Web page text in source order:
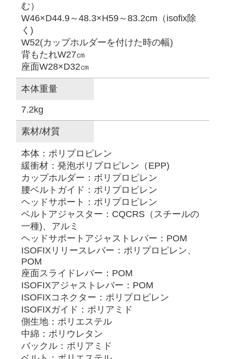
む）
W46×D44.9～48.3×H59～83.2cm（isofix除
く)
W52(カップホルダーを付けた時の幅)
背もたれW27㎝
座面W28×D32㎝
本体重量
7.2kg
素材/材質
本体：ポリプロピレン
緩衝材：発泡ポリプロピレン（EPP)
カップホルダー：ポリプロピレン
腰ベルトガイド：ポリプロピレン
ヘッドサポート：ポリプロピレン
ベルトアジャスター：CQCRS（スチールの
一種)、アルミ
ヘッドサポートアジャストレバー：POM
ISOFIXリリースレバー：ポリプロピレン、
POM
座面スライドレバー：POM
ISOFIXアジャストレバー：POM
ISOFIXコネクター：ポリプロピレン
ISOFIXガイド：ポリアミド
側生地：ポリエステル
中綿：ポリウレタン
バックル：ポリアミド